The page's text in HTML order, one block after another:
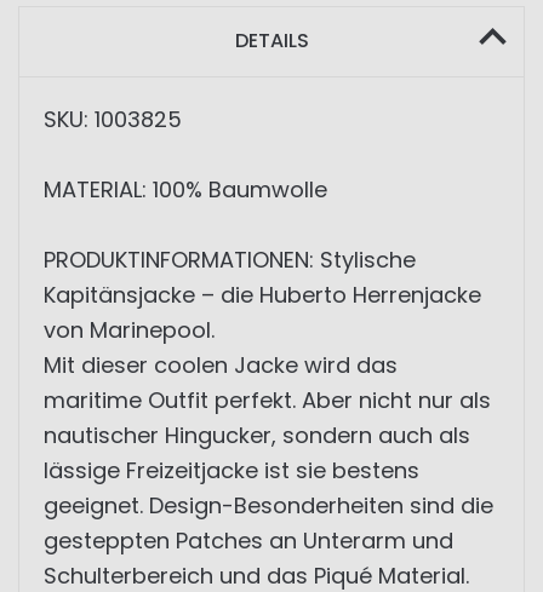
DETAILS
SKU: 1003825
MATERIAL: 100% Baumwolle
PRODUKTINFORMATIONEN: Stylische
Kapitänsjacke – die Huberto Herrenjacke
von Marinepool.
Mit dieser coolen Jacke wird das
maritime Outfit perfekt. Aber nicht nur als
nautischer Hingucker, sondern auch als
lässige Freizeitjacke ist sie bestens
geeignet. Design-Besonderheiten sind die
gesteppten Patches an Unterarm und
Schulterbereich und das Piqué Material.